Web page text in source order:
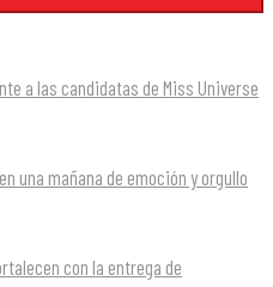
a las candidatas de Miss Universe
una mañana de emoción y orgullo
con la entrega de